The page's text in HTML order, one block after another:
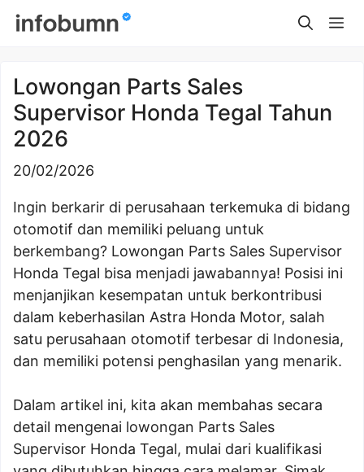
Skip
Lowongan Parts Sales
Supervisor Honda Tegal Tahun
2026
20/02/2026
Ingin berkarir di perusahaan terkemuka di bidang
otomotif dan memiliki peluang untuk
berkembang? Lowongan Parts Sales Supervisor
Honda Tegal bisa menjadi jawabannya! Posisi ini
menjanjikan kesempatan untuk berkontribusi
dalam keberhasilan Astra Honda Motor, salah
satu perusahaan otomotif terbesar di Indonesia,
dan memiliki potensi penghasilan yang menarik.
Dalam artikel ini, kita akan membahas secara
detail mengenai lowongan Parts Sales
Supervisor Honda Tegal, mulai dari kualifikasi